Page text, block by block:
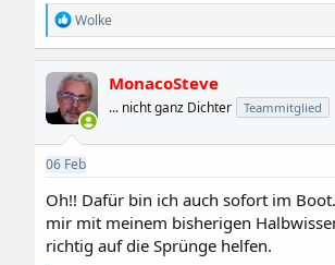
R
e
a
k
t
i
o
n
e
n
:
Wolke
MonacoSteve
... nicht ganz Dichter Teammitglied
06 Feb
Oh!! Dafür bin ich auch sofort im
mir mit meinem bisherigen
richtig auf die Sprünge helfen.